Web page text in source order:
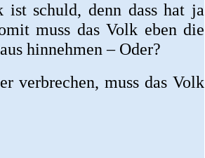
schuld, denn dass hat ja
muss das Volk eben die
hinnehmen – Oder?
verbrechen, muss das Volk